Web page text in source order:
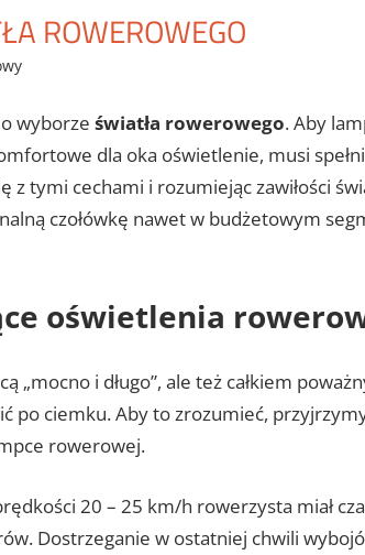
ROWEROWEGO
wyborze światła rowerowego. Aby
dla oka oświetlenie, musi
tymi cechami i rozumiejąc zawiłości
czołówkę nawet w budżetowym
oświetlenia
i długo”, ale też całkiem
po ciemku. Aby to zrozumieć,
rowerowej.
20 – 25 km/h rowerzysta miał
Dostrzeganie w ostatniej chwili